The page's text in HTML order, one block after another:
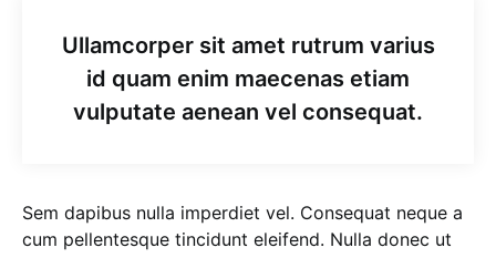
Ullamcorper sit amet rutrum varius
id quam enim maecenas etiam
vulputate aenean vel consequat.
Sem dapibus nulla imperdiet vel. Consequat neque a
cum pellentesque tincidunt eleifend. Nulla donec ut